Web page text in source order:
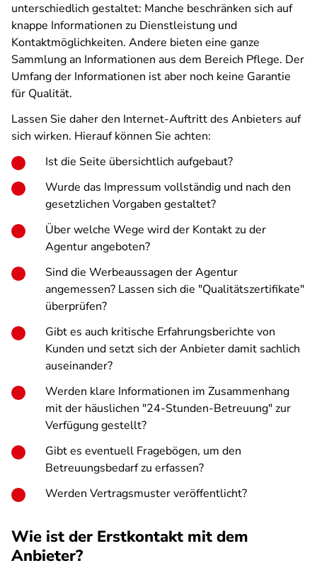
unterschiedlich gestaltet: Manche beschränken sich auf
knappe Informationen zu Dienstleistung und
Kontaktmöglichkeiten. Andere bieten eine ganze
Sammlung an Informationen aus dem Bereich Pflege. Der
Umfang der Informationen ist aber noch keine Garantie
für Qualität.
Lassen Sie daher den Internet-Auftritt des Anbieters auf
sich wirken. Hierauf können Sie achten:
Ist die Seite übersichtlich aufgebaut?
Wurde das Impressum vollständig und nach den
gesetzlichen Vorgaben gestaltet?
Über welche Wege wird der Kontakt zu der
Agentur angeboten?
Sind die Werbeaussagen der Agentur
angemessen? Lassen sich die "Qualitätszertifikate"
überprüfen?
Gibt es auch kritische Erfahrungsberichte von
Kunden und setzt sich der Anbieter damit sachlich
auseinander?
Werden klare Informationen im Zusammenhang
mit der häuslichen "24-Stunden-Betreuung" zur
Verfügung gestellt?
Gibt es eventuell Fragebögen, um den
Betreuungsbedarf zu erfassen?
Werden Vertragsmuster veröffentlicht?
Wie ist der Erstkontakt mit dem
Anbieter?